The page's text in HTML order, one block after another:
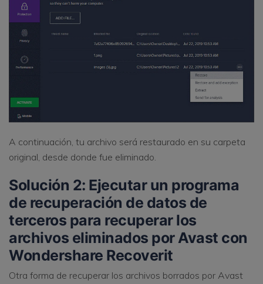
A continuación, tu archivo será restaurado en su carpeta
original, desde donde fue eliminado.
Solución 2: Ejecutar un programa
de recuperación de datos de
terceros para recuperar los
archivos eliminados por Avast con
Wondershare Recoverit
Otra forma de recuperar los archivos borrados por Avast